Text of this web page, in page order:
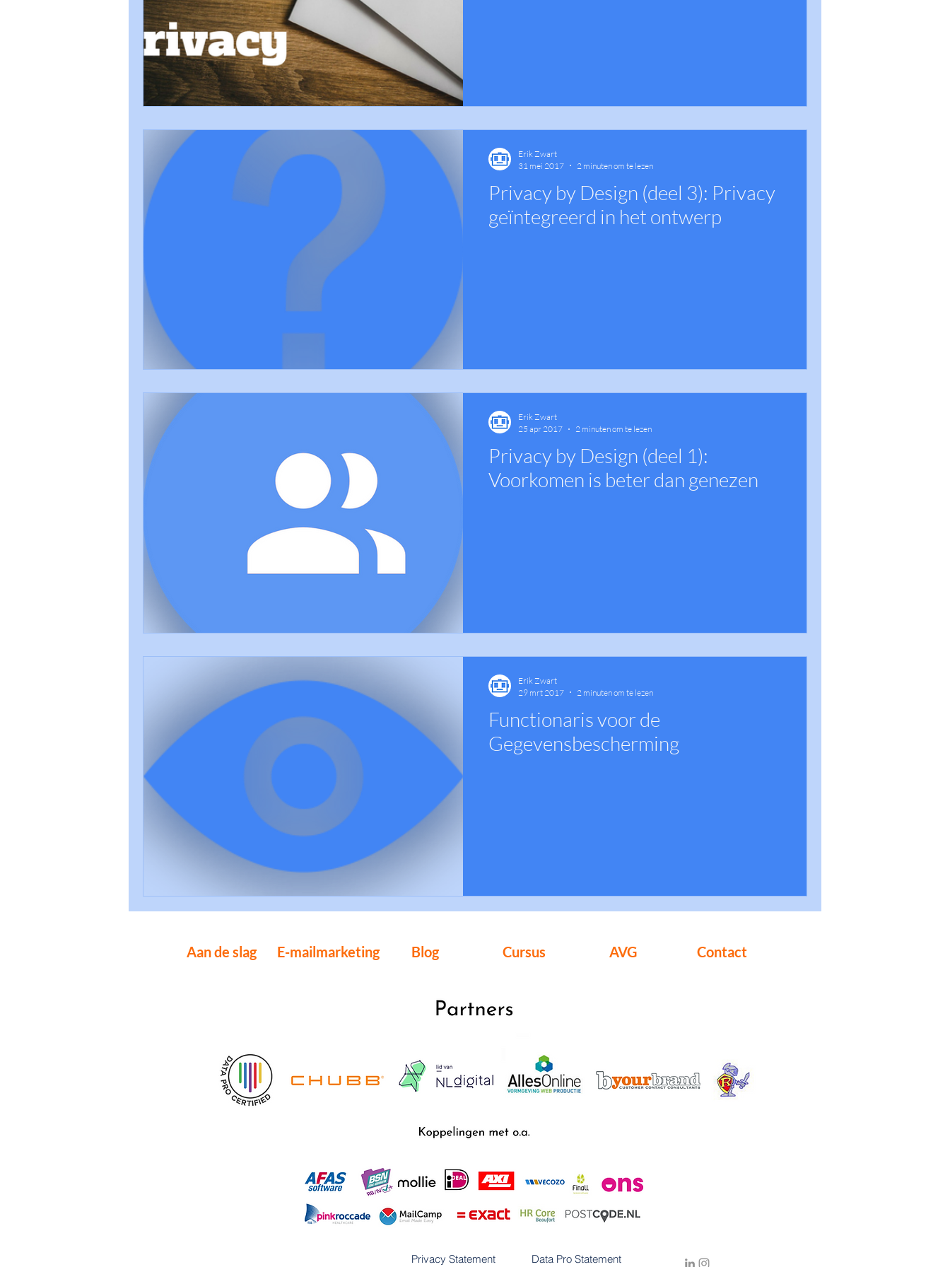
Privacy by Design (deel 3): Privacy
geïntegreerd in het ontwerp
Erik Zwart
31 mei 2017
2 minuten om te lezen
Privacy by Design (deel 1):
Voorkomen is beter dan genezen
Erik Zwart
25 apr 2017
2 minuten om te lezen
Functionaris voor de
Gegevensbescherming
Erik Zwart
29 mrt 2017
2 minuten om te lezen
Aan de slag E-mailmarketing Blog Cursus AVG Contact
Privacy Statement Data Pro Statement